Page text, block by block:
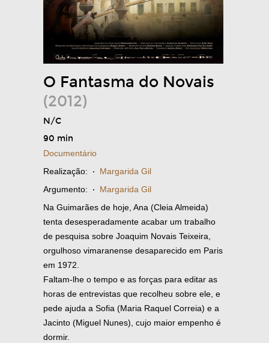
O Fantasma do Novais
(2012)
N/C
90 min
Documentário
Realização: · Margarida Gil
Argumento: · Margarida Gil
Na Guimarães de hoje, Ana (Cleia Almeida)
tenta desesperadamente acabar um trabalho
de pesquisa sobre Joaquim Novais Teixeira,
orgulhoso vimaranense desaparecido em Paris
em 1972.
Faltam-lhe o tempo e as forças para editar as
horas de entrevistas que recolheu sobre ele, e
pede ajuda a Sofia (Maria Raquel Correia) e a
Jacinto (Miguel Nunes), cujo maior empenho é
dormir.